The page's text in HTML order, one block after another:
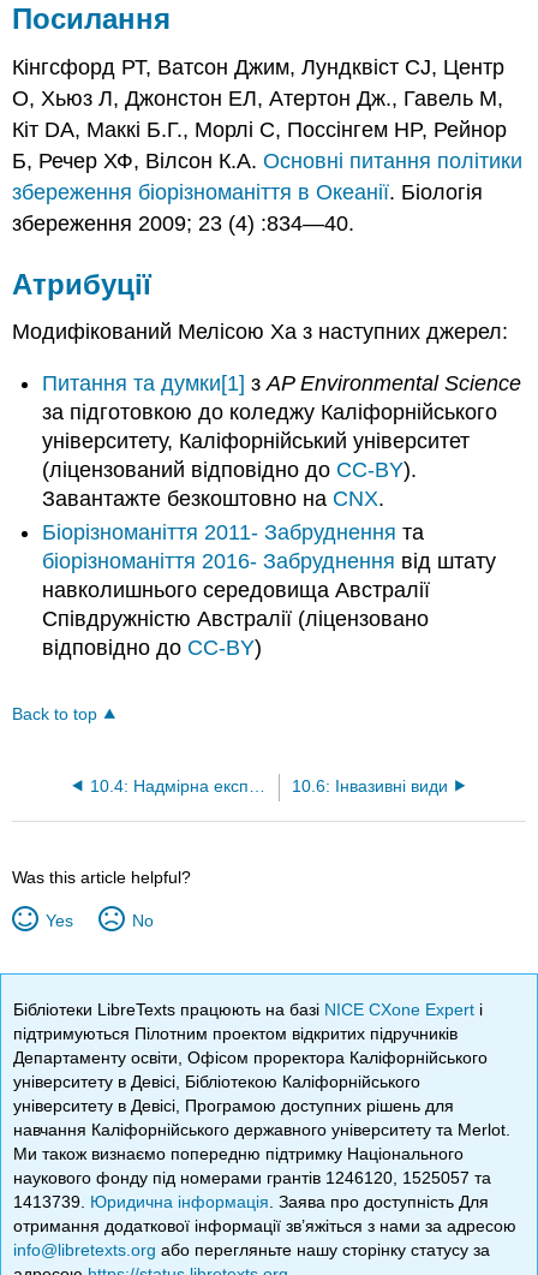
Посилання
Кінгсфорд РТ, Ватсон Джим, Лундквіст CJ, Центр
О, Хьюз Л, Джонстон ЕЛ, Атертон Дж., Гавель М,
Кіт DA, Маккі Б.Г., Морлі С, Поссінгем HP, Рейнор
Б, Речер ХФ, Вілсон К.А.Основні питання політики
збереження біорізноманіття в Океанії. Біологія
збереження 2009; 23 (4) :834—40.
Атрибуції
Модифікований Мелісою Ха з наступних джерел:
Питання та думки[1] зAP Environmental Science
за підготовкою до коледжу Каліфорнійського
університету, Каліфорнійський університет
(ліцензований відповідно до CC-BY).
Завантажте безкоштовно на CNX.
Біорізноманіття 2011- Забруднення та
біорізноманіття 2016- Забруднення від штату
навколишнього середовища Австралії
Співдружністю Австралії (ліцензовано
відповідно до CC-BY)
Back to top
10.6: Інвазивні види
Was this article helpful?
Yes No
Бібліотеки LibreTexts працюють на базі NICE CXone Expert і
підтримуються Пілотним проектом відкритих підручників
Департаменту освіти, Офісом проректора Каліфорнійського
університету в Девісі, Бібліотекою Каліфорнійського
університету в Девісі, Програмою доступних рішень для
навчання Каліфорнійського державного університету та Merlot.
Ми також визнаємо попередню підтримку Національного
наукового фонду під номерами грантів 1246120, 1525057 та
1413739. Юридична інформація . Заява про доступність Для
отримання додаткової інформації зв’яжіться з нами за адресою
info@libretexts.org або перегляньте нашу сторінку статусу за